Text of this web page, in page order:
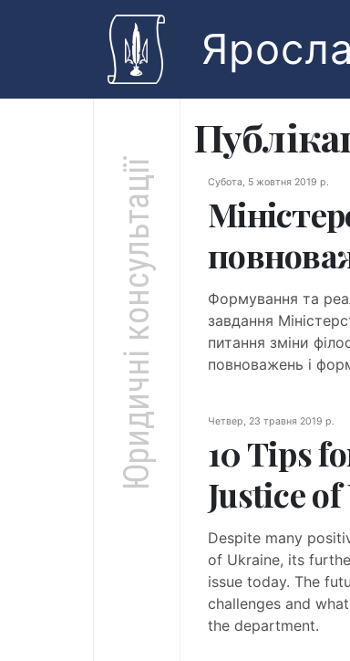
Skip to main content
Юридичні консультації Субота, 5 жовтня 2019 р.
Формування та
завдання
питання зміни
повноважень і
Четвер, 23 травня 2019 р.
10 Tips
Justice
Despite many
of Ukraine, its
issue today. The
challenges and
the department.